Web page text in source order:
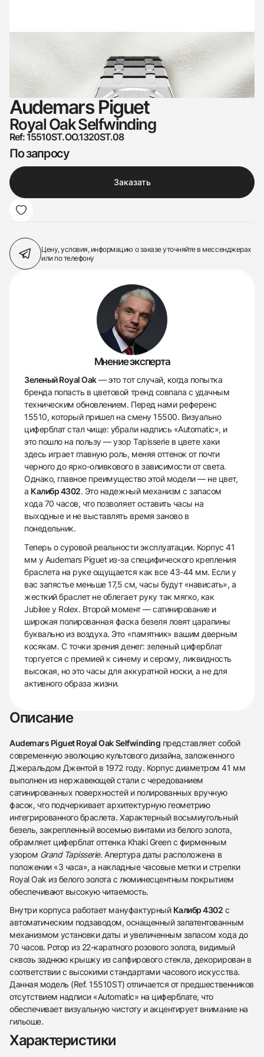
438
285
145
142
205
204
195
150
6
Audemars Piguet
Royal Oak Selfwinding
Ref: 15510ST.OO.1320ST.08
По запросу
Заказать
Цену, условия, информацию о заказеуточняйте в мессенджерах
или по телефону
Мнение эксперта
Зеленый Royal Oak— это тот случай, когда попытка
бренда попасть в цветовой тренд совпала с удачным
техническим обновлением. Перед нами референс
15510, который пришел на смену 15500. Визуально
циферблат стал чище: убрали надпись «Automatic», и
это пошло на пользу — узор Tapisserie в цвете хаки
здесь играет главную роль, меняя оттенок от почти
черного до ярко-оливкового в зависимости от света.
Однако, главное преимущество этой модели — не цвет,
а Калибр 4302. Это надежный механизм с запасом
хода 70 часов, что позволяет оставить часы на
выходные и не выставлять время заново в
понедельник.
Теперь о суровой реальности эксплуатации. Корпус 41
мм у Audemars Piguet из-за специфического крепления
браслета на руке ощущается как все 43-44 мм. Если у
вас запястье меньше 17,5 см, часы будут «нависать», а
жесткий браслет не облегает руку так мягко, как
Jubilee у Rolex. Второй момент — сатинирование и
широкая полированная фаска безеля ловят царапины
буквально из воздуха. Это «памятник» вашим дверным
косякам. С точки зрения денег: зеленый циферблат
торгуется с премией к синему и серому, ликвидность
высокая, но это часы для аккуратной носки, а не для
активного образа жизни.
Описание
Audemars Piguet Royal Oak Selfwinding представляет собой
современную эволюцию культового дизайна, заложенного
Джеральдом Джентой в 1972 году. Корпус диаметром 41 мм
выполнен из нержавеющей стали с чередованием
сатинированных поверхностей и полированных вручную
фасок, что подчеркивает архитектурную геометрию
интегрированного браслета. Характерный восьмиугольный
безель, закрепленный восемью винтами из белого золота,
обрамляет циферблат оттенка Khaki Green с фирменным
узором Grand Tapisserie. Апертура даты расположена в
положении «3 часа», а накладные часовые метки и стрелки
Royal Oak из белого золота с люминесцентным покрытием
обеспечивают высокую читаемость.
Внутри корпуса работает мануфактурный Калибр 4302 с
автоматическим подзаводом, оснащенный запатентованным
механизмом установки даты и увеличенным запасом хода до
70 часов. Ротор из 22-каратного розового золота, видимый
сквозь заднюю крышку из сапфирового стекла, декорирован в
соответствии с высокими стандартами часового искусства.
Данная модель (Ref. 15510ST) отличается от предшественников
отсутствием надписи «Automatic» на циферблате, что
обеспечивает визуальную чистоту и акцентирует внимание на
гильоше.
Характеристики